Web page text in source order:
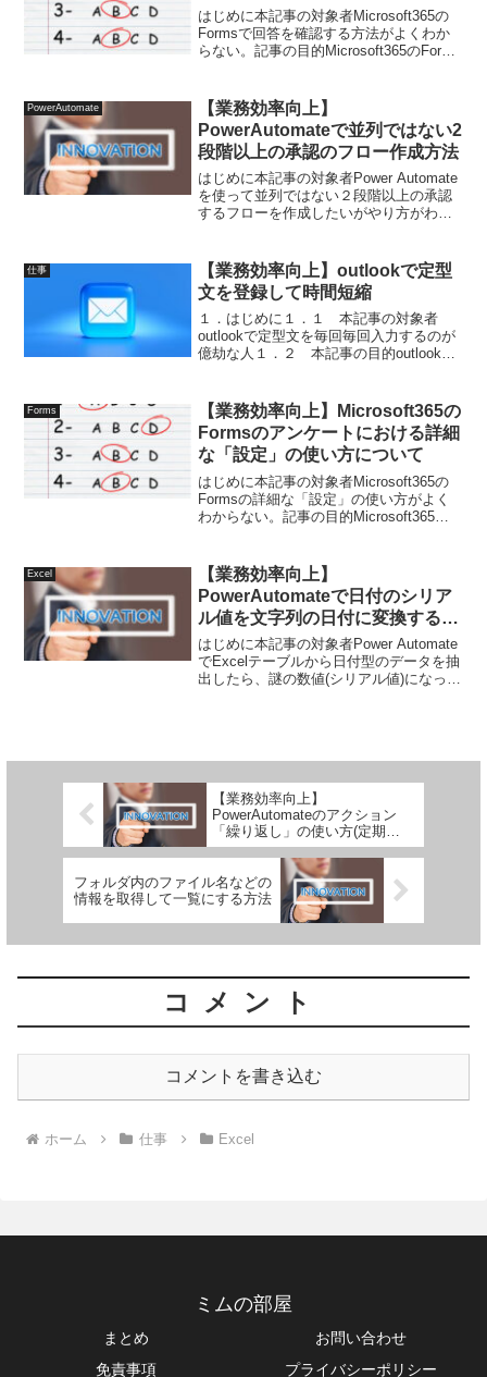
はじめに本記事の対象者Microsoft365の
Formsで回答を確認する方法がよくわか
らない。記事の目的Microsoft365のForms
法についてMicr...
PowerAutomate
【業務効率向上】
PowerAutomateで並列ではない2
段階以上の承認のフロー作成方法
はじめに本記事の対象者Power Automate
を使って並列ではない２段階以上の承認
するフローを作成したいがやり方がわか
るフローの作成方法を知る無料版の...
仕事
【業務効率向上】outlookで定型
文を登録して時間短縮
１．はじめに１．１ 本記事の対象者
outlookで定型文を毎回毎回入力するのが
億劫な人１．２ 本記事の目的outlookの
文を登録する２．１．outlookに定...
Forms
【業務効率向上】Microsoft365の
Formsのアンケートにおける詳細
な「設定」の使い方について
はじめに本記事の対象者Microsoft365の
Formsの詳細な「設定」の使い方がよく
わからない。記事の目的Microsoft365の
(例：開始日、終了日、各回答の...
Excel
【業務効率向上】
PowerAutomateで日付のシリア
ル値を文字列の日付に変換する方
法
はじめに本記事の対象者Power Automate
でExcelテーブルから日付型のデータを抽
出したら、謎の数値(シリアル値)になって
【業務効率向上】
PowerAutomateのアクション
「繰り返し」の使い方(定期的
にフローを実行)
フォルダ内のファイル名などの
情報を取得して一覧にする方法
コメント
コメントを書き込む
ホーム 仕事 Excel
ミムの部屋
まとめ
お問い合わせ
免責事項
プライバシーポリシー